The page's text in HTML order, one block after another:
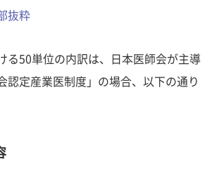
抜粋
る50単位の内訳は、日本医師会が主導
認定産業医制度」の場合、以下の通り